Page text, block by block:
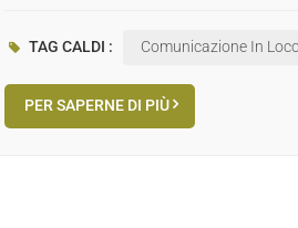
capacità di sviluppo sostenibile
imparato in questa mostra al lavoro
TAG CALDI : Comunicazione In
PER SAPERNE DI PIÙ